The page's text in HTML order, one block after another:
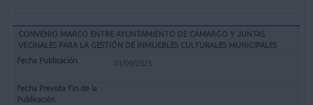
CONVENIO MARCO ENTRE AYUNTAMIENTO DE CAMARGO Y JUNTAS
VECINALES PARA LA GESTIÓN DE INMUEBLES CULTURALES MUNICIPALES
04/09/2025